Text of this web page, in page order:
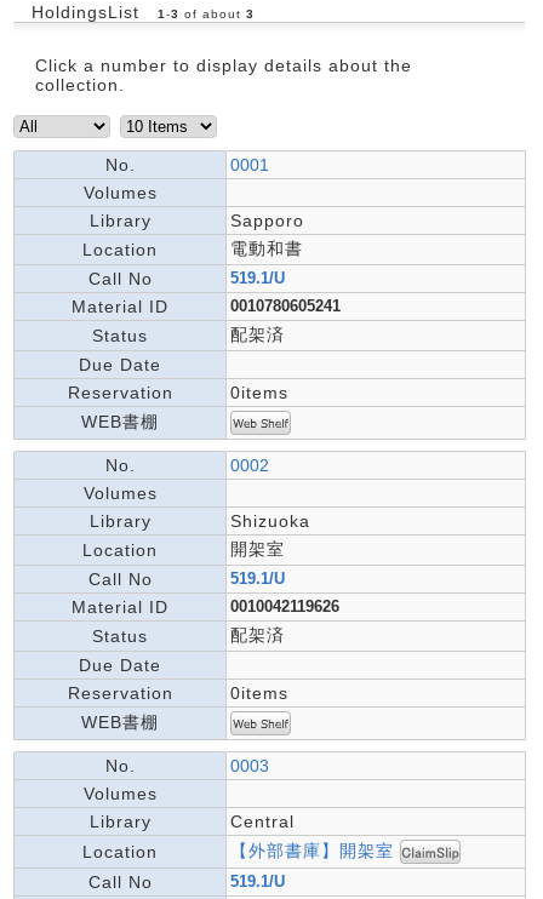
HoldingsList 1 -3 of about 3
Click a number to display details about the
collection.
No.
0001
Volumes
Library
Sapporo
Location
電動和書
Call No
519.1/U
Material ID 0010780605241
Status
配架済
Due Date
Reservation
0items
WEB書棚
No.
0002
Volumes
Library
Shizuoka
Location
開架室
Call No
519.1/U
Material ID 0010042119626
Status
配架済
Due Date
Reservation
0items
WEB書棚
No.
0003
Volumes
Library
Central
Location
【外部書庫】開架室
Call No
519.1/U